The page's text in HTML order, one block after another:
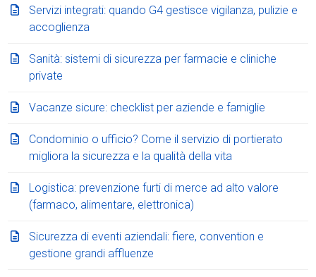
Servizi integrati: quando G4 gestisce vigilanza, pulizie e
accoglienza
Sanità: sistemi di sicurezza per farmacie e cliniche
private
Vacanze sicure: checklist per aziende e famiglie
Condominio o ufficio? Come il servizio di portierato
migliora la sicurezza e la qualità della vita
Logistica: prevenzione furti di merce ad alto valore
(farmaco, alimentare, elettronica)
Sicurezza di eventi aziendali: fiere, convention e
gestione grandi affluenze